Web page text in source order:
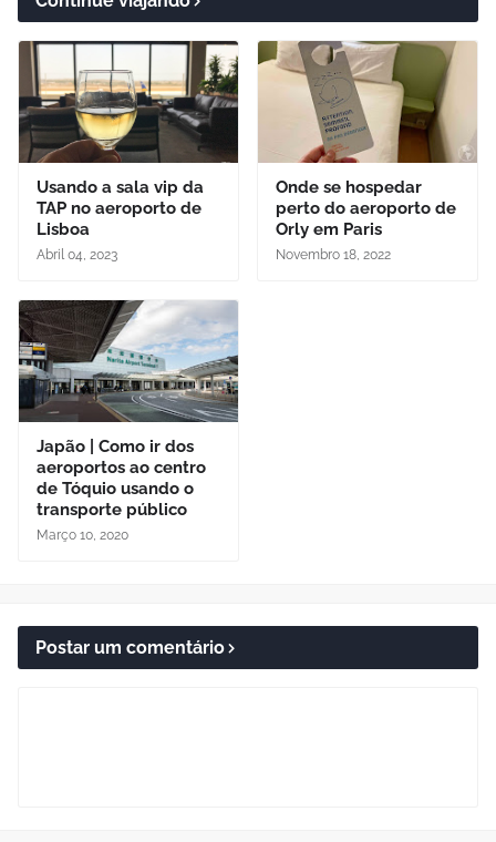
Usando a sala vip da
TAP no aeroporto de
Lisboa
Abril 04, 2023
Onde se hospedar
perto do aeroporto de
Orly em Paris
Novembro 18, 2022
Japão | Como ir dos
aeroportos ao centro
de Tóquio usando o
transporte público
Março 10, 2020
Postar um comentário